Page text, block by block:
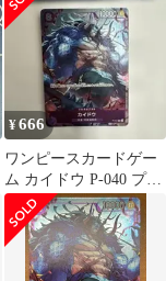
¥666
ワンピースカードゲー
ム カイドウ P-040 プロ
モ